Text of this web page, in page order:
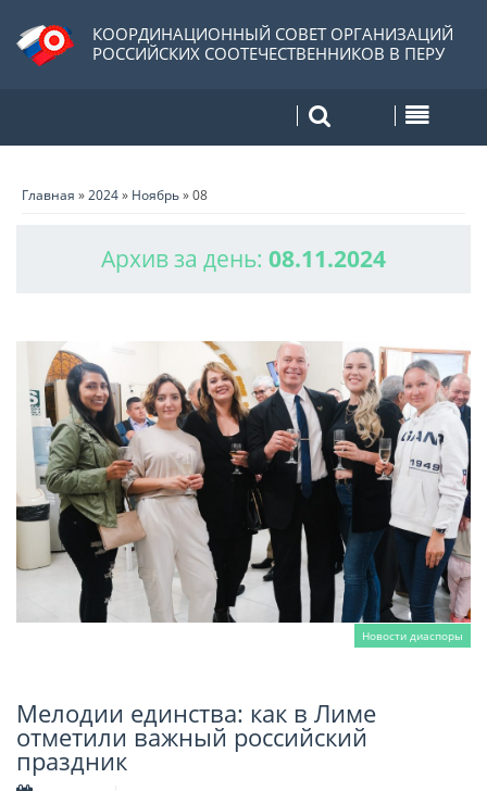
КООРДИНАЦИОННЫЙ СОВЕТ ОРГАНИЗАЦИЙ
РОССИЙСКИХ СООТЕЧЕСТВЕННИКОВ В ПЕРУ
Главная »2024» Ноябрь»08
Архив за день: 08.11.2024
Новости диаспоры
Читать далее
Мелодии единства: как в Лиме
отметили важный российский
праздник